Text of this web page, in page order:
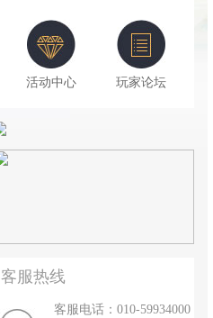
活动中心 玩家论坛
客服热线
客服电话：010-59934000